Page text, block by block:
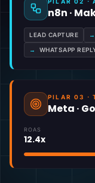
n8n ·
LEAD CAPTURE →
→ WHATSAPP
PILAR 03 ·
Meta ·
ROAS
12.4x